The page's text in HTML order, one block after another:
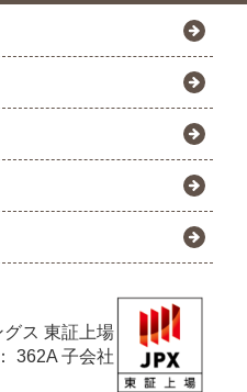
ス 東証上場
362A 子会社